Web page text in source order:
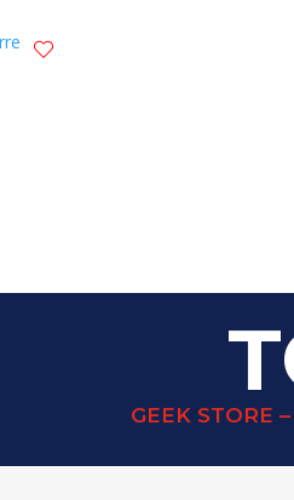
GEEK STORE